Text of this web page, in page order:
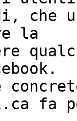
che
la
fa